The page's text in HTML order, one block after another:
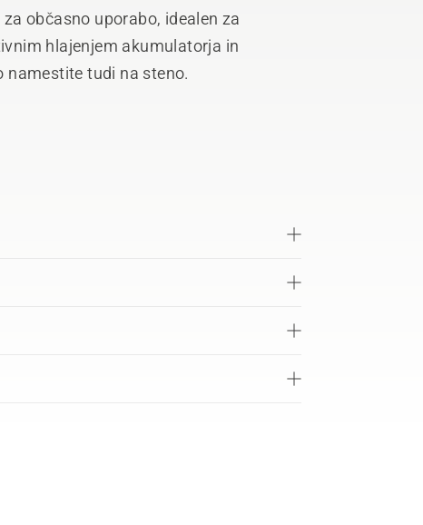
občasno uporabo, idealen za
hlajenjem akumulatorja in
namestite tudi na steno.